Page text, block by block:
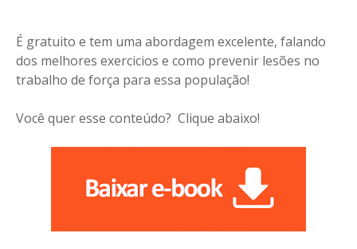
É gratuito e tem uma abordagem excelente, falando
dos melhores exercicios e como prevenir lesões no
trabalho de força para essa população!
Você quer esse conteúdo? Clique abaixo!